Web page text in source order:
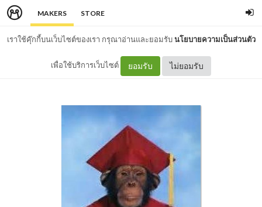
MAKERS STORE
เราใช้คุ๊กกี้บนเว็บไซต์ของเรา กรุณาอ่านและยอมรับนโยบายความเป็นส่วนตัว
เพื่อใช้บริการเว็บไซต์ ยอมรับ ไม่ยอมรับ